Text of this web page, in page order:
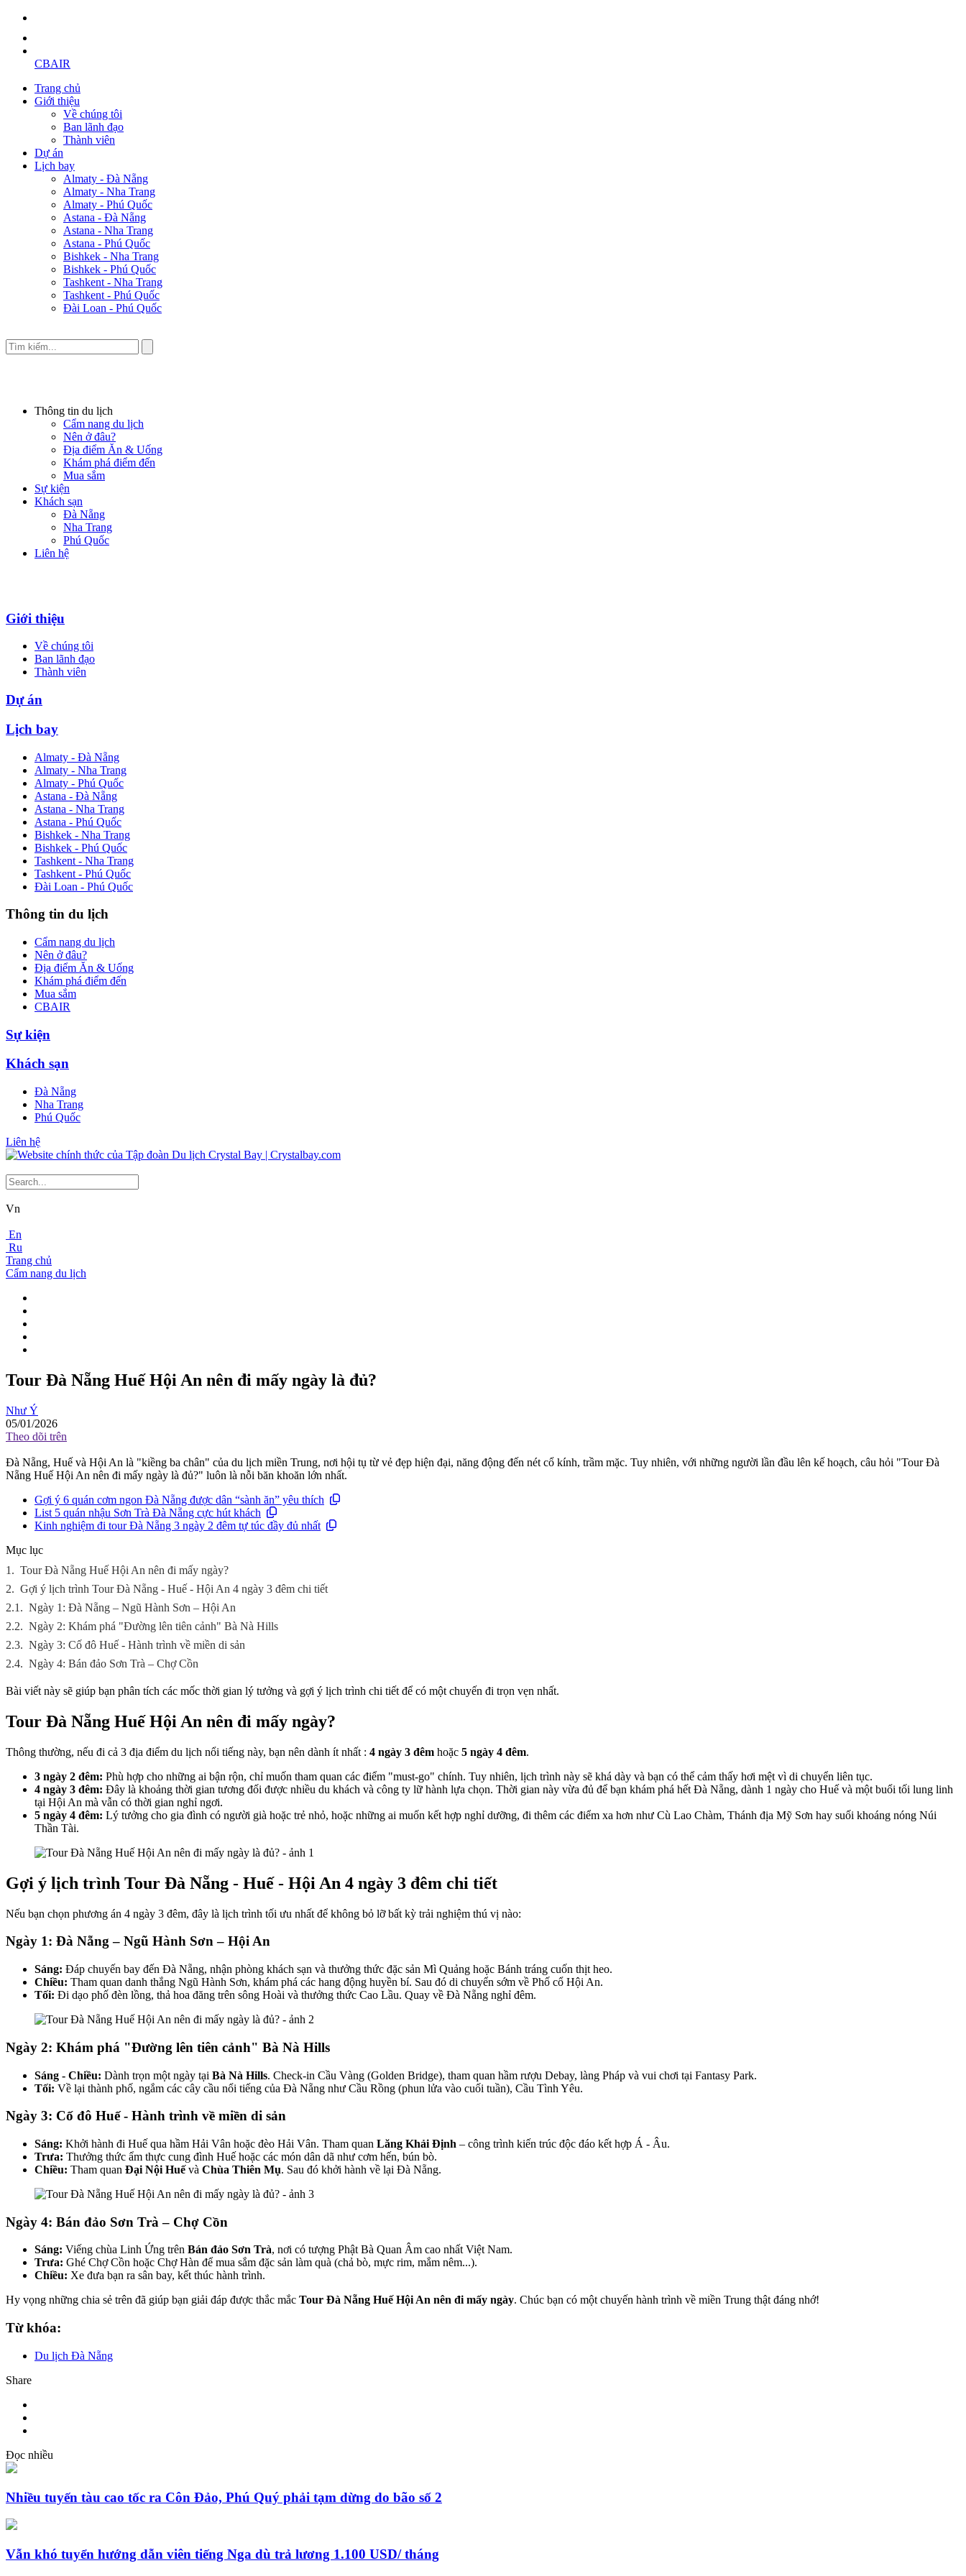
CBAIR
Trang chủ
Giới thiệu
Về chúng tôi
Ban lãnh đạo
Thành viên
Dự án
Lịch bay
Almaty - Đà Nẵng
Almaty - Nha Trang
Almaty - Phú Quốc
Astana - Đà Nẵng
Astana - Nha Trang
Astana - Phú Quốc
Bishkek - Nha Trang
Bishkek - Phú Quốc
Tashkent - Nha Trang
Tashkent - Phú Quốc
Đài Loan - Phú Quốc
Thông tin du lịch
Cẩm nang du lịch
Nên ở đâu?
Địa điểm Ăn & Uống
Khám phá điểm đến
Mua sắm
Sự kiện
Khách sạn
Đà Nẵng
Nha Trang
Phú Quốc
Liên hệ
Giới thiệu
Về chúng tôi
Ban lãnh đạo
Thành viên
Dự án
Lịch bay
Almaty - Đà Nẵng
Almaty - Nha Trang
Almaty - Phú Quốc
Astana - Đà Nẵng
Astana - Nha Trang
Astana - Phú Quốc
Bishkek - Nha Trang
Bishkek - Phú Quốc
Tashkent - Nha Trang
Tashkent - Phú Quốc
Đài Loan - Phú Quốc
Thông tin du lịch
Cẩm nang du lịch
Nên ở đâu?
Địa điểm Ăn & Uống
Khám phá điểm đến
Mua sắm
CBAIR
Sự kiện
Khách sạn
Đà Nẵng
Nha Trang
Phú Quốc
Liên hệ
Vn
En
Ru
Trang chủ
Cẩm nang du lịch
Tour Đà Nẵng Huế Hội An nên đi mấy ngày là đủ?
Như Ý
05/01/2026
Theo dõi trên
Đà Nẵng, Huế và Hội An là "kiềng ba chân" của du lịch miền Trung, nơi hội tụ từ vẻ đẹp hiện đại, năng động đến nét cổ kính, trầm mặc. Tuy nhiên, với những người lần đầu lên kế hoạch, câu hỏi "Tour Đà
Nẵng Huế Hội An nên đi mấy ngày là đủ?" luôn là nỗi băn khoăn lớn nhất.
Gợi ý 6 quán cơm ngon Đà Nẵng được dân “sành ăn” yêu thích
List 5 quán nhậu Sơn Trà Đà Nẵng cực hút khách
Kinh nghiệm đi tour Đà Nẵng 3 ngày 2 đêm tự túc đầy đủ nhất
Mục lục
1. Tour Đà Nẵng Huế Hội An nên đi mấy ngày?
2. Gợi ý lịch trình Tour Đà Nẵng - Huế - Hội An 4 ngày 3 đêm chi tiết
2.1. Ngày 1: Đà Nẵng – Ngũ Hành Sơn – Hội An
2.2. Ngày 2: Khám phá "Đường lên tiên cảnh" Bà Nà Hills
2.3. Ngày 3: Cố đô Huế - Hành trình về miền di sản
2.4. Ngày 4: Bán đảo Sơn Trà – Chợ Cồn
Bài viết này sẽ giúp bạn phân tích các mốc thời gian lý tưởng và gợi ý lịch trình chi tiết để có một chuyến đi trọn vẹn nhất.
Tour Đà Nẵng Huế Hội An nên đi mấy ngày?
Thông thường, nếu đi cả 3 địa điểm du lịch nổi tiếng này, bạn nên dành ít nhất : 4 ngày 3 đêm hoặc 5 ngày 4 đêm.
3 ngày 2 đêm: Phù hợp cho những ai bận rộn, chỉ muốn tham quan các điểm "must-go" chính. Tuy nhiên, lịch trình này sẽ khá dày và bạn có thể cảm thấy hơi mệt vì di chuyển liên tục.
4 ngày 3 đêm: Đây là khoảng thời gian tương đối được nhiều du khách và công ty lữ hành lựa chọn. Thời gian này vừa đủ để bạn khám phá hết Đà Nẵng, dành 1 ngày cho Huế và một buổi tối lung linh
tại Hội An mà vẫn có thời gian nghỉ ngơi.
5 ngày 4 đêm: Lý tưởng cho gia đình có người già hoặc trẻ nhỏ, hoặc những ai muốn kết hợp nghỉ dưỡng, đi thêm các điểm xa hơn như Cù Lao Chàm, Thánh địa Mỹ Sơn hay suối khoáng nóng Núi
Thần Tài.
Gợi ý lịch trình Tour Đà Nẵng - Huế - Hội An 4 ngày 3 đêm chi tiết
Nếu bạn chọn phương án 4 ngày 3 đêm, đây là lịch trình tối ưu nhất để không bỏ lỡ bất kỳ trải nghiệm thú vị nào:
Ngày 1: Đà Nẵng – Ngũ Hành Sơn – Hội An
Sáng: Đáp chuyến bay đến Đà Nẵng, nhận phòng khách sạn và thưởng thức đặc sản Mì Quảng hoặc Bánh tráng cuốn thịt heo.
Chiều: Tham quan danh thắng Ngũ Hành Sơn, khám phá các hang động huyền bí. Sau đó di chuyển sớm về Phố cổ Hội An.
Tối: Đi dạo phố đèn lồng, thả hoa đăng trên sông Hoài và thưởng thức Cao Lầu. Quay về Đà Nẵng nghỉ đêm.
Ngày 2: Khám phá "Đường lên tiên cảnh" Bà Nà Hills
Sáng - Chiều: Dành trọn một ngày tại Bà Nà Hills. Check-in Cầu Vàng (Golden Bridge), tham quan hầm rượu Debay, làng Pháp và vui chơi tại Fantasy Park.
Tối: Về lại thành phố, ngắm các cây cầu nổi tiếng của Đà Nẵng như Cầu Rồng (phun lửa vào cuối tuần), Cầu Tình Yêu.
Ngày 3: Cố đô Huế - Hành trình về miền di sản
Sáng: Khởi hành đi Huế qua hầm Hải Vân hoặc đèo Hải Vân. Tham quan Lăng Khải Định – công trình kiến trúc độc đáo kết hợp Á - Âu.
Trưa: Thưởng thức ẩm thực cung đình Huế hoặc các món dân dã như cơm hến, bún bò.
Chiều: Tham quan Đại Nội Huếvà Chùa Thiên Mụ. Sau đó khởi hành về lại Đà Nẵng.
Ngày 4: Bán đảo Sơn Trà – Chợ Cồn
Sáng: Viếng chùa Linh Ứng trên Bán đảo Sơn Trà, nơi có tượng Phật Bà Quan Âm cao nhất Việt Nam.
Trưa: Ghé Chợ Cồn hoặc Chợ Hàn để mua sắm đặc sản làm quà (chả bò, mực rim, mắm nêm...).
Chiều: Xe đưa bạn ra sân bay, kết thúc hành trình.
Hy vọng những chia sẻ trên đã giúp bạn giải đáp được thắc mắc Tour Đà Nẵng Huế Hội An nên đi mấy ngày. Chúc bạn có một chuyến hành trình về miền Trung thật đáng nhớ!
Từ khóa:
Du lịch Đà Nẵng
Share
Đọc nhiều
Nhiều tuyến tàu cao tốc ra Côn Đảo, Phú Quý phải tạm dừng do bão số 2
Vẫn khó tuyển hướng dẫn viên tiếng Nga dù trả lương 1.100 USD/ tháng